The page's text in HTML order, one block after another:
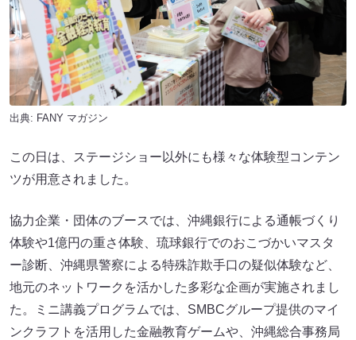
出典: FANY マガジン
この日は、ステージショー以外にも様々な体験型コンテン
ツが用意されました。
協力企業・団体のブースでは、沖縄銀行による通帳づくり
体験や1億円の重さ体験、琉球銀行でのおこづかいマスタ
ー診断、沖縄県警察による特殊詐欺手口の疑似体験など、
地元のネットワークを活かした多彩な企画が実施されまし
た。ミニ講義プログラムでは、SMBCグループ提供のマイ
ンクラフトを活用した金融教育ゲームや、沖縄総合事務局